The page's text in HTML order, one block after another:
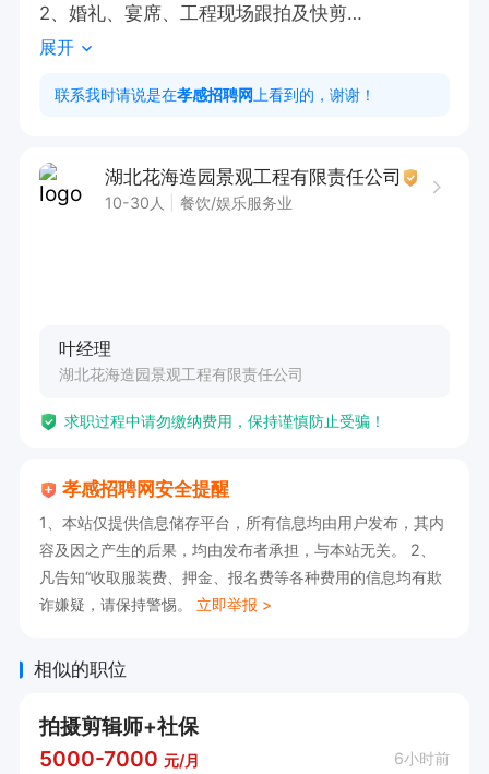
2、婚礼、宴席、工程现场跟拍及快剪
3、策划节假日营销活动，统计短视频引流客源
任职要求
2、薪资福利
额外补贴：现场拍摄 100-300 元 / 次；视频爆款
福利：月休 4 天，免费提供午餐，出行油费实报
温馨提示：若电话未及时接听，可直接添加微信，
备注“应聘+岗位”（运营主管/中台助理）即可，我
们会尽快回复。
展开
联系我时请说是在孝感招聘网 上看到的，谢谢！
湖北花海造园景观工程有限责任公司
10-30人 餐饮/娱乐服务业
叶经理
湖北花海造园景观工程有限责任公司
求职过程中请勿缴纳费用，保持谨慎防止受骗！
孝感招聘网安全提醒
1、本站仅提供信息储存平台，所有信息均由用户发布，其内
容及因之产生的后果，均由发布者承担，与本站无关。 2、
凡告知“收取服装费、押金、报名费等各种费用的信息均有欺
诈嫌疑，请保持警惕。 立即举报 >
相似的职位
拍摄剪辑师+社保
5000-7000 元/月 6小时前